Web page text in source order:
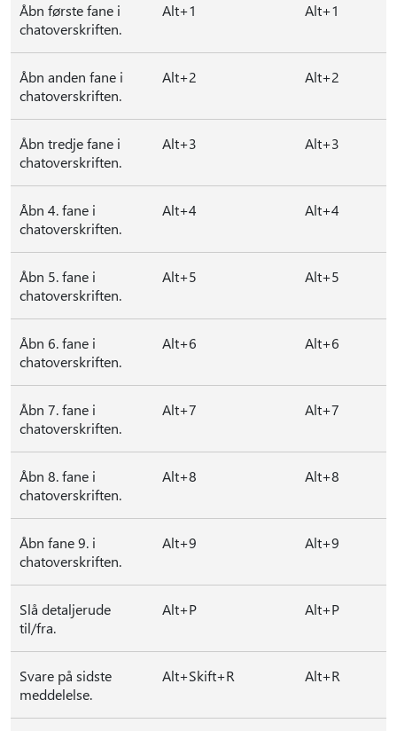
Åbn første fane i
chatoverskriften.
Alt+1 Alt+1
Åbn anden fane i
chatoverskriften.
Alt+2 Alt+2
Åbn tredje fane i
chatoverskriften.
Alt+3 Alt+3
Åbn 4. fane i
chatoverskriften.
Alt+4 Alt+4
Åbn 5. fane i
chatoverskriften.
Alt+5 Alt+5
Åbn 6. fane i
chatoverskriften.
Alt+6 Alt+6
Åbn 7. fane i
chatoverskriften.
Alt+7 Alt+7
Åbn 8. fane i
chatoverskriften.
Alt+8 Alt+8
Åbn fane 9. i
chatoverskriften.
Alt+9 Alt+9
Slå detaljerude
til/fra.
Alt+P Alt+P
Svare på sidste
meddelelse.
Alt+Skift+R Alt+R